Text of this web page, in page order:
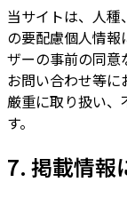
当サイトは、人
の要配慮個人情報
ザーの事前の同意
お問い合わせ等
厳重に取り扱い
す。
7. 掲載情報